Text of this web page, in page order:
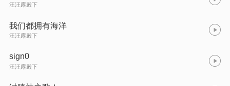
汪汪露殿下
我们都拥有海洋
汪汪露殿下
sign0
汪汪露殿下